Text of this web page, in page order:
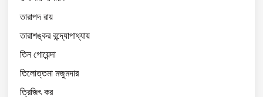
তারাপদ রায়
তারাশঙ্কর বন্দ্যোপাধ্যায়
তিন গোয়েন্দা
তিলোত্তমা মজুমদার
ত্রিজিৎ কর